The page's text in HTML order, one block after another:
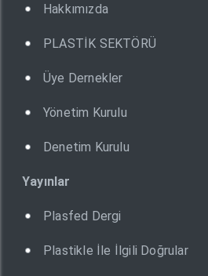
Hakkımızda
PLASTİK SEKTÖRÜ
Üye Dernekler
Yönetim Kurulu
Denetim Kurulu
Yayınlar
Plasfed Dergi
Plastikle İle İlgili Doğrular